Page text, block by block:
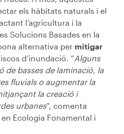
els hàbitats naturals i el
l’agricultura i la
Solucions Basades en la
alternativa per mitigar
d’inundació. “Alguns
de basses de laminació, la
fluvials o augmentar la
la creació i
urbanes”, comenta
Ecologia Fonamental i